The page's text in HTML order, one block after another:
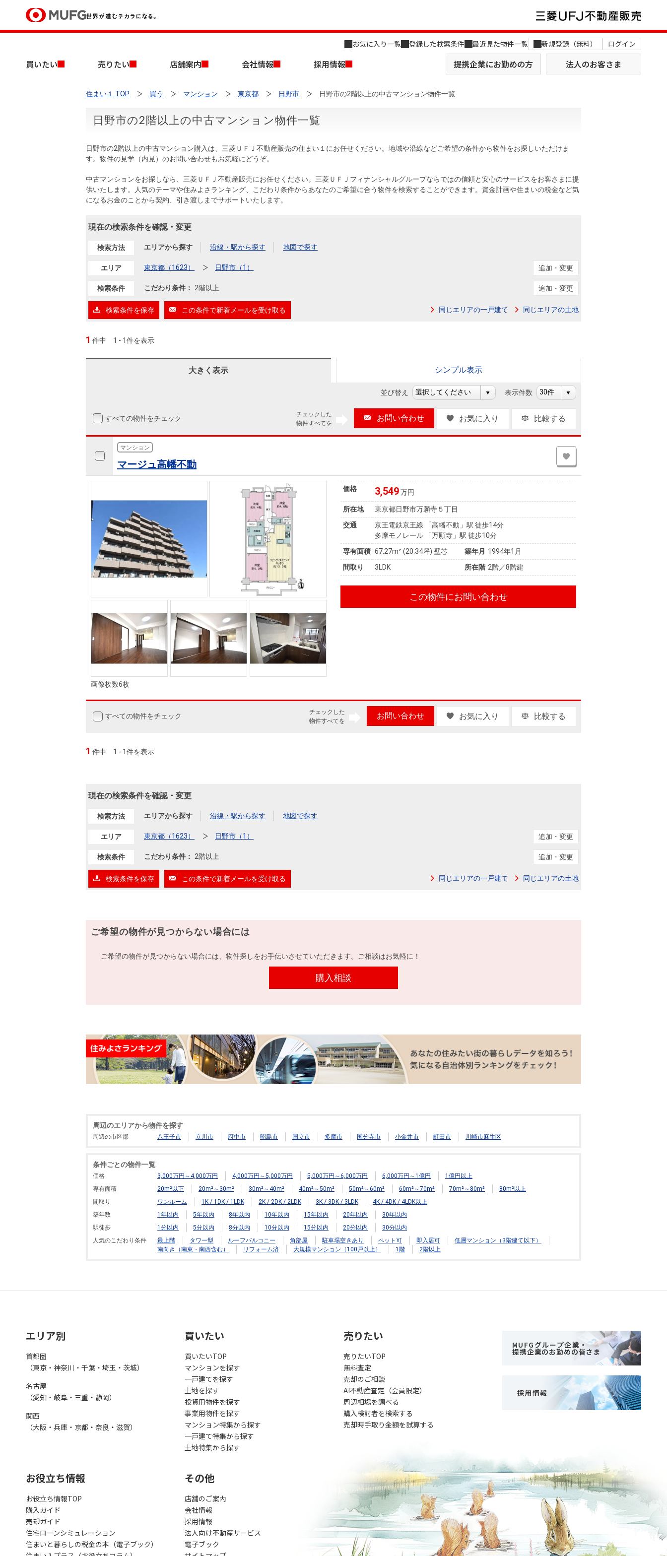
お気に入り一覧 登録した検索条件 最近見た物件一覧 新規登録（無料） ログイン
買いたい 売りたい 店舗案内 会社情報 採用情報 提携企業にお勤めの方 法人のお客さま
買いたいTOP
中古マンションを探す 新築・中古一戸建てを探す 土地を探す
住宅ローンシミュレーション 住まい1プラス（お役立ちコラム）
住まいと暮らしの税金の本（電子ブック）
売りたいTOP
無料査定 売却相談 AI不動産査定
周辺相場検索 住まい1プラス（お役立ちコラム）
住まいと暮らしの税金の本（電子ブック）
店舗案内TOP
店舗のご案内（首都圏） 店舗のご案内（名古屋）
会社情報TOP
会社概要
組織図 役員一覧
会社案内（電子ブック版）
採用情報TOP
キャリア採用情報
売りたい
住まい１ TOP 買う マンション 東京都 日野市 日野市の2階以上の中古マンション物件一覧
日野市の2階以上の中古マンション物件一覧
日野市の2階以上の中古マンション購入は、三菱ＵＦＪ不動産販売の住まい１にお任せください。地域や沿線などご希望の条件から物件をお探しいただけま
す。物件の見学（内見）のお問い合わせもお気軽にどうぞ。
中古マンションをお探しなら、三菱ＵＦＪ不動産販売にお任せください。三菱ＵＦＪフィナンシャルグループならではの信頼と安心のサービスをお客さまに提
供いたします。人気のテーマや住みよさランキング、こだわり条件からあなたのご希望に合う物件を検索することができます。資金計画や住まいの税金など気
になるお金のことから契約、引き渡しまでサポートいたします。
現在の検索条件を確認・変更
検索方法 エリアから探す 沿線・駅から探す 地図で探す
エリア 東京都（1623） 日野市（1） 追加・変更
検索条件 こだわり条件： 2階以上 追加・変更
検索条件を保存 この条件で新着メールを受け取る 同じエリアの一戸建て 同じエリアの土地
1 件中 1 - 1件を表示
大きく表示 シンプル表示
並び替え 表示件数
すべての物件をチェック
チェックした
物件すべてを
お問い合わせ お気に入り 比較する
マンション
マージュ高幡不動
画像枚数6枚
価格 3,549万円
所在地
東京都日野市万願寺５丁目
交通
京王電鉄京王線 「高幡不動」駅 徒歩14分
多摩モノレール 「万願寺」駅 徒歩10分
専有面積 67.27m²(20.34坪) 壁芯 築年月
1994年1月
間取り
3LDK 所在階 2階／8階建
この物件にお問い合わせ
すべての物件をチェック
チェックした
物件すべてを
お問い合わせ お気に入り 比較する
1 件中 1 - 1件を表示
現在の検索条件を確認・変更
検索方法 エリアから探す 沿線・駅から探す 地図で探す
エリア 東京都（1623） 日野市（1） 追加・変更
検索条件 こだわり条件： 2階以上 追加・変更
検索条件を保存 この条件で新着メールを受け取る 同じエリアの一戸建て 同じエリアの土地
ご希望の物件が見つからない場合には
ご希望の物件が見つからない場合には、物件探しをお手伝いさせていただきます。ご相談はお気軽に！
購入相談
周辺のエリアから物件を探す
周辺の市区郡 八王子市 立川市 府中市 昭島市 国立市 多摩市 国分寺市 小金井市 町田市 川崎市麻生区
条件ごとの物件一覧
価格 3,000万円～4,000万円 4,000万円～5,000万円 5,000万円～6,000万円 6,000万円～1億円
1億円以上
専有面積
20m²以下 20m²～30m² 30m²～40m² 40m²～50m² 50m²～60m² 60m²～70m² 70m²～80m²
80m²以上
間取り
ワンルーム 1K / 1DK / 1LDK 2K / 2DK / 2LDK 3K / 3DK / 3LDK
4K / 4DK / 4LDK以上
築年数
1年以内 5年以内 8年以内 10年以内 15年以内 20年以内
30年以内
駅徒歩
1分以内 5分以内 8分以内 10分以内 15分以内 20分以内
30分以内
人気のこだわり条件
最上階 タワー型 ルーフバルコニー 角部屋 駐車場空きあり ペット可 即入居可
低層マンション（3階建て以下）
南向き（南東・南西含む）
リフォーム済 大規模マンション（100戸以上） 1階 2階以上
エリア別
首都圏
（東京・神奈川・千葉・埼玉・茨城）
名古屋
（愛知・岐阜・三重・静岡）
関西
（大阪・兵庫・京都・奈良・滋賀）
買いたい
買いたいTOP
マンションを探す
一戸建てを探す
土地を探す
投資用物件を探す
事業用物件を探す
マンション特集から探す
一戸建て特集から探す
土地特集から探す
売りたい
売りたいTOP
無料査定
売却のご相談
AI不動産査定（会員限定）
周辺相場を調べる
購入検討者を検索する
売却時手取り金額を試算する
MUFGグループ企業・
提携企業のお勤めの皆さま
採用情報
お役立ち情報
お役立ち情報TOP
購入ガイド
売却ガイド
住宅ローンシミュレーション
住まいと暮らしの税金の本（電子ブック）
その他
店舗のご案内
会社情報
採用情報
法人向け不動産サービス
電子ブック